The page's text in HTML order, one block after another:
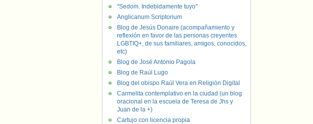
"Sedom. Indebidamente tuyo"
Anglicanum Scriptorium
Blog de Jesús Donaire (acompañamiento y
reflexión en favor de las personas creyentes
LGBTIQ+, de sus familiares, amigos, conocidos,
etc)
Blog de José Antonio Pagola
Blog de Raúl Lugo
Blog del obispo Raúl Vera en Religión Digital
Carmelita contemplativo en la ciudad (un blog
oracional en la escuela de Teresa de Jhs y
Juan de la +)
Cartujo con licencia propia